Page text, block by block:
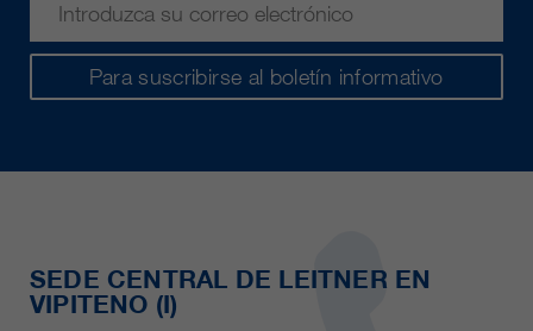
Para suscribirse al boletín informativo
SEDE CENTRAL DE LEITNER EN
VIPITENO (I)